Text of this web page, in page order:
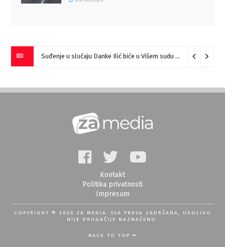
Suđenje u slučaju Danke Ilić biće u Višem sudu u Negotinu?
Kontakt
Politika privatnosti
Impresum
COPYRIGHT © 2026 ZA MEDIA. SVA PRAVA ZADRŽANA, UKOLIKO
NIJE DRUGAČIJE NAZNAČENO.
BACK TO TOP